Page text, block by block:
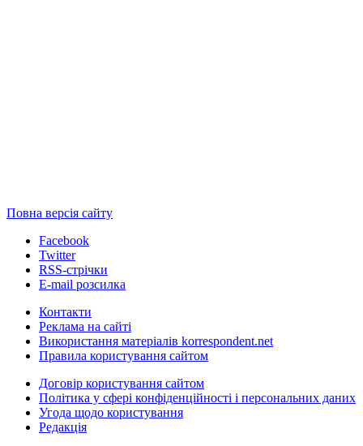
Повна версія сайту
Facebook
Twitter
RSS-стрічки
E-mail розсилка
Контакти
Реклама на сайті
Використання матеріалів korrespondent.net
Правила користування сайтом
Договір користування сайтом
Політика у сфері конфіденційності і персональних даних
Угода щодо користування
Редакція